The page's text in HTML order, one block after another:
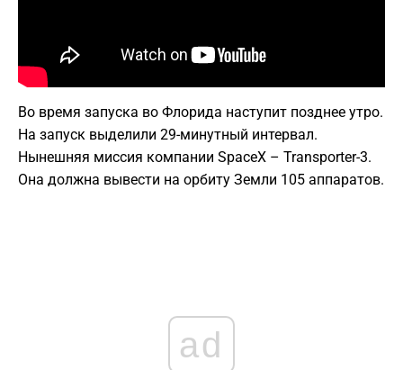
Во время запуска во Флорида наступит позднее утро.
На запуск выделили 29-минутный интервал.
Нынешняя миссия компании SpaceX – Transporter-3.
Она должна вывести на орбиту Земли 105 аппаратов.
ad